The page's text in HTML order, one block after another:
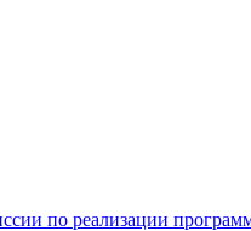
по реализации